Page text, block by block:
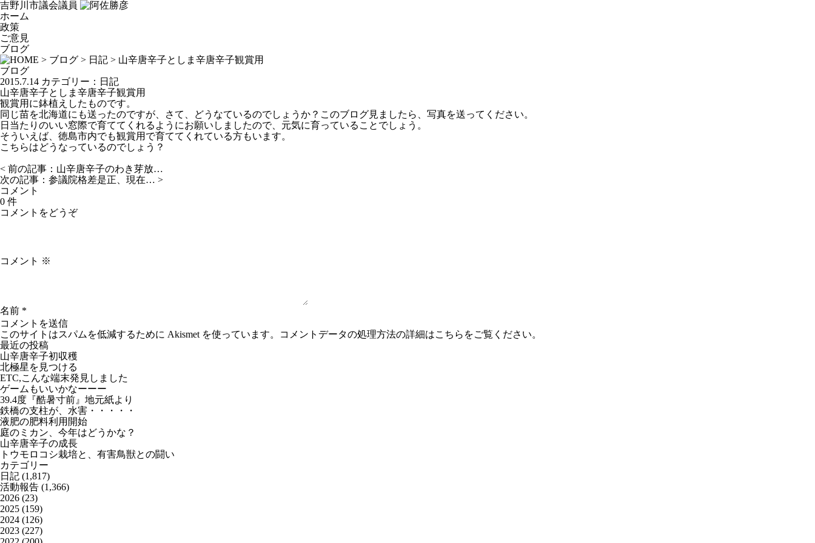
吉野川市議会議員
ホーム
政策
ご意見
ブログ
> ブログ > 日記 > 山辛唐辛子としま辛唐辛子観賞用
ブログ
2015.7.14 カテゴリー： 日記
山辛唐辛子としま辛唐辛子観賞用
観賞用に鉢植えしたものです。
同じ苗を北海道にも送ったのですが、さて、どうなているのでしょうか？このブログ見ましたら、写真を送ってください。
日当たりのいい窓際で育ててくれるようにお願いしましたので、元気に育っていることでしょう。
そういえば、徳島市内でも観賞用で育ててくれている方もいます。
こちらはどうなっているのでしょう？
< 前の記事： 山辛唐辛子のわき芽放…
次の記事： 参議院格差是正、現在… >
コメント
0 件
コメントをどうぞ
コメント ※
名前 *
このサイトはスパムを低減するために Akismet を使っています。 コメントデータの処理方法の詳細はこちらをご覧ください。
最近の投稿
山辛唐辛子初収穫
北極星を見つける
ETC,こんな端末発見しました
ゲームもいいかなーーー
39.4度『酷暑寸前』地元紙より
鉄橋の支柱が、水害・・・・・
液肥の肥料利用開始
庭のミカン、今年はどうかな？
山辛唐辛子の成長
トウモロコシ栽培と、有害鳥獣との闘い
カテゴリー
日記 (1,817)
活動報告 (1,366)
2026 (23)
2025 (159)
2024 (126)
2023 (227)